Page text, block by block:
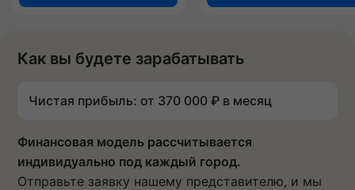
Как вы будете зарабатывать
Чистая прибыль: от 370 000 ₽ в месяц
Финансовая модель рассчитывается
индивидуально под каждый город.
Отправьте заявку нашему представителю, и мы